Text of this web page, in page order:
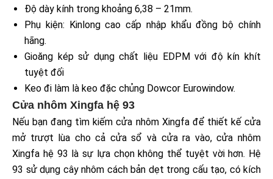
Độ dày kính trong khoảng 6,38 – 21mm.
Phụ kiện: Kinlong cao cấp nhập khẩu đồng bộ chính
hãng.
Gioăng kép sử dụng chất liệu EDPM với độ kín khít
tuyệt đối
Keo đi làm là keo đặc chủng Dowcor Eurowindow.
Cửa nhôm Xingfa hệ 93
Nếu bạn đang tìm kiếm cửa nhôm Xingfa để thiết kế cửa
mở trượt lùa cho cả cửa sổ và cửa ra vào, cửa nhôm
Xingfa hệ 93 là sự lựa chọn không thể tuyệt vời hơn. Hệ
93 sử dụng cây nhôm cách bản dẹt trong cấu tạo, có kích